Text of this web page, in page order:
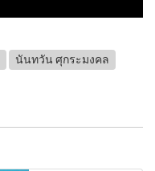
นันทวัน ศุกระมงคล